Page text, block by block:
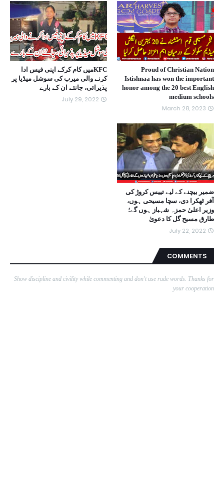
Proud of Christian Nation
Istishnaa has won the important
honor among the 20 best English
medium schools
March 28, 2023
KFCمیں کام کرکے اپنی فیس ادا
کرنے والی میرب کی سوشل میڈیا پر
پذیرائی، جانئے ان کے بارے
July 29, 2022
ضمیر بیچنے کے لیے تییس کروڑ کی
آفر ٹھکرا دی، سچا مسیحی ہوں،
وزیر اعلیٰ حمزہ شہباز ہوں گے؛
طارق مسیح گل کا دعویٰ
July 22, 2022
COMMENTS
Show discipline and civility while commenting and don't use rude words. Thanks for
your cooperation